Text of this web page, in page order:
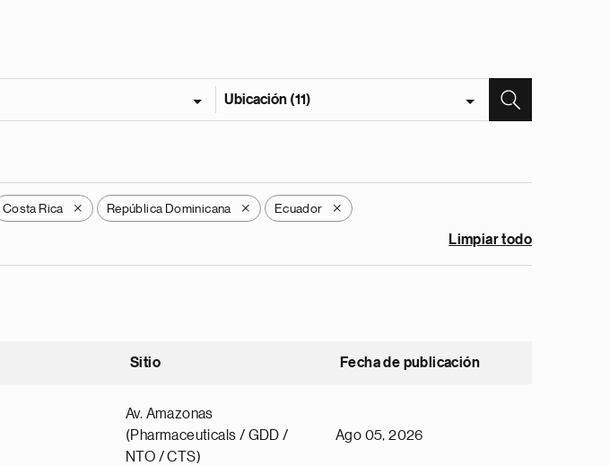
Ubicación (11)
Costa Rica X República Dominicana X Ecuador X
Limpiar todo
Sitio Fecha de publicación
Av. Amazonas
(Pharmaceuticals / GDD /
NTO / CTS)
Ago 05, 2026